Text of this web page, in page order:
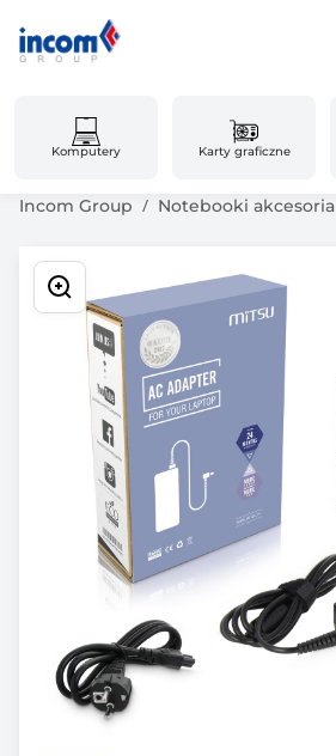
Komputery Karty graficzne
Incom Group Notebooki akcesoria